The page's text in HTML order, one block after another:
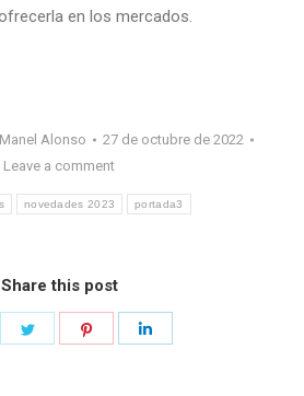
en los mercados.
Manel Alonso
27 de octubre de 2022
Leave a comment
novedades 2023 portada3
Share this post